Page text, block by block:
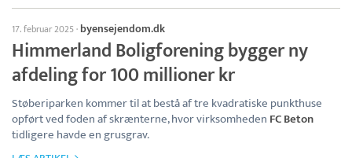
17. februar 2025· byensejendom.dk
Himmerland Boligforening bygger ny
afdeling for 100 millioner kr
Støberiparken kommer til at bestå af tre kvadratiske punkthuse
opført ved foden af skrænterne, hvor virksomheden FC Beton
tidligere havde en grusgrav.